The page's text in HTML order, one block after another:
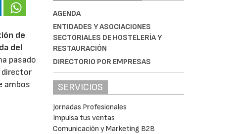
de
del
pasado
director
ambos
AGENDA
ENTIDADES Y ASOCIACIONES
SECTORIALES DE HOSTELERÍA Y
RESTAURACIÓN
DIRECTORIO POR EMPRESAS
SERVICIOS
Jornadas Profesionales
Impulsa tus ventas
Comunicación y Marketing B2B